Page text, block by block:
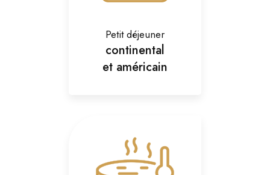
Petit déjeuner
continental
et américain